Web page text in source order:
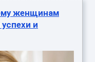
женщинам
и